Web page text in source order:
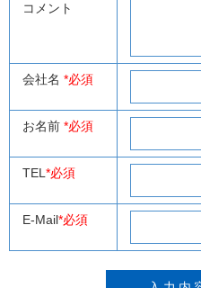
コメント
会社名 *必須
お名前 *必須
TEL *必須
E-Mail*必須